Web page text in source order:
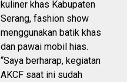
kuliner khas Kabupaten
Serang, fashion show
menggunakan batik khas
dan pawai mobil hias.
“Saya berharap, kegiatan
AKCF saat ini sudah